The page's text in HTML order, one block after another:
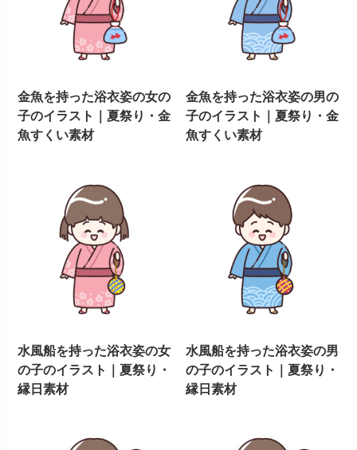
金魚を持った浴衣姿の女の
子のイラスト｜夏祭り・金
魚すくい素材
金魚を持った浴衣姿の男の
子のイラスト｜夏祭り・金
魚すくい素材
水風船を持った浴衣姿の女
の子のイラスト｜夏祭り・
縁日素材
水風船を持った浴衣姿の男
の子のイラスト｜夏祭り・
縁日素材